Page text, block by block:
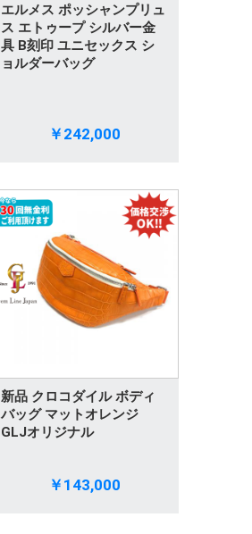
エルメス ポッシャンプリュ
ス エトゥープ シルバー金
具 B刻印 ユニセックス シ
ョルダーバッグ
￥242,000
新品 クロコダイル ボディ
バッグ マットオレンジ
GLJオリジナル
￥143,000